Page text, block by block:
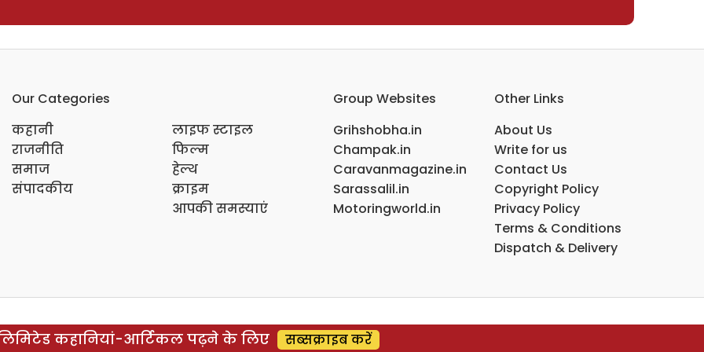
Our Categories
कहानी
राजनीति
समाज
संपादकीय
लाइफ स्टाइल
फिल्म
हेल्थ
क्राइम
आपकी समस्याएं
Group Websites
Grihshobha.in
Champak.in
Caravanmagazine.in
Sarassalil.in
Motoringworld.in
Other Links
About Us
Write for us
Contact Us
Copyright Policy
Privacy Policy
Terms & Conditions
Dispatch & Delivery
कहानियां-आर्टिकल पढ़ने के लिए सब्सक्राइब करें